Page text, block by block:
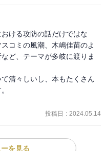
ける攻防の話だけではな
コミの風潮、木嶋佳苗のよ
ど、テーマが多岐に渡りま
清々しいし、本もたくさん
投稿日 : 2024.05.14
を見る